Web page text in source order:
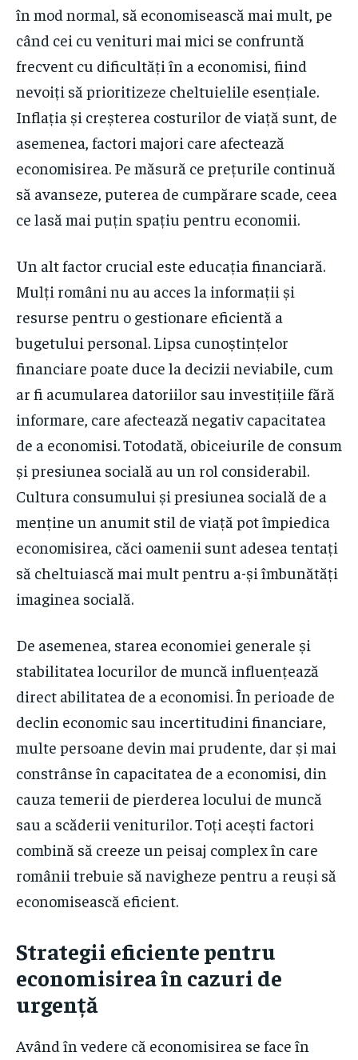
în mod normal, să economisească mai mult, pe
când cei cu venituri mai mici se confruntă
frecvent cu dificultăți în a economisi, fiind
nevoiți să prioritizeze cheltuielile esențiale.
Inflația și creșterea costurilor de viață sunt, de
asemenea, factori majori care afectează
economisirea. Pe măsură ce prețurile continuă
să avanseze, puterea de cumpărare scade, ceea
ce lasă mai puțin spațiu pentru economii.
Un alt factor crucial este educația financiară.
Mulți români nu au acces la informații și
resurse pentru o gestionare eficientă a
bugetului personal. Lipsa cunoștințelor
financiare poate duce la decizii neviabile, cum
ar fi acumularea datoriilor sau investițiile fără
informare, care afectează negativ capacitatea
de a economisi. Totodată, obiceiurile de consum
și presiunea socială au un rol considerabil.
Cultura consumului și presiunea socială de a
menține un anumit stil de viață pot împiedica
economisirea, căci oamenii sunt adesea tentați
să cheltuiască mai mult pentru a-și îmbunătăți
imaginea socială.
De asemenea, starea economiei generale și
stabilitatea locurilor de muncă influențează
direct abilitatea de a economisi. În perioade de
declin economic sau incertitudini financiare,
multe persoane devin mai prudente, dar și mai
constrânse în capacitatea de a economisi, din
cauza temerii de pierderea locului de muncă
sau a scăderii veniturilor. Toți acești factori
combină să creeze un peisaj complex în care
românii trebuie să navigheze pentru a reuși să
economisească eficient.
Strategii eficiente pentru
economisirea în cazuri de
urgență
Având în vedere că economisirea se face în